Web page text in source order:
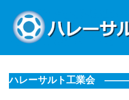
ン
ハレーサルト工業会